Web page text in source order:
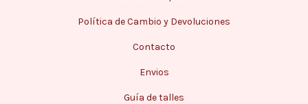
Política de Cambio y Devoluciones
Contacto
Envios
Guía de talles